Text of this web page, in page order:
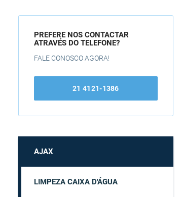
PREFERE NOS CONTACTAR
ATRAVÉS DO TELEFONE?
FALE CONOSCO AGORA!
21 4121-1386
AJAX
LIMPEZA CAIXA D'ÁGUA